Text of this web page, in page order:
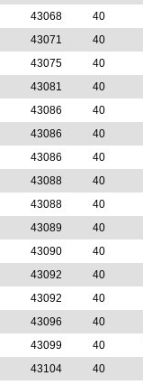
43068 40
43071 40
43075 40
43081 40
43086 40
43086 40
43086 40
43088 40
43088 40
43089 40
43090 40
43092 40
43092 40
43096 40
43099 40
43104 40